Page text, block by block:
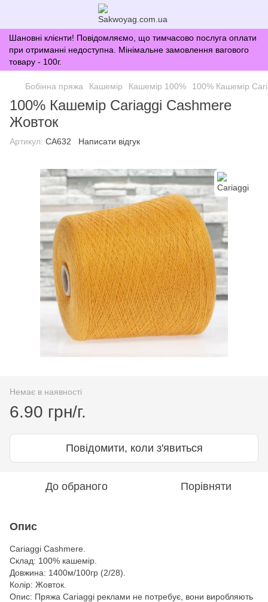
Шановні клієнти! Повідомляємо, що тимчасово послуга оплати
при отриманні недоступна. Мінімальне замовлення вагового
товару - 100г.
Бобінна пряжа Кашемір Кашемір 100% 100% Кашемір
100% Кашемір Cariaggi Cashmere
Жовток
Артикул: CA632 Написати відгук
Немає в наявності
6.90 грн/г.
Повідомити, коли з'явиться
До обраного Порівняти
Опис
Cariaggi Cashmere.
Склад: 100% кашемір.
Довжина: 1400м/100гр (2/28).
Колір: Жовток.
Опис: Пряжа Cariaggi реклами не потребує, вони виробляють